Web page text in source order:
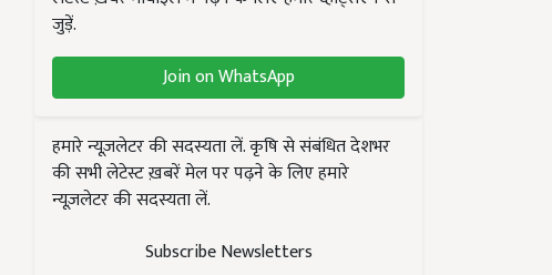
जुड़ें.
Join on WhatsApp
हमारे न्यूज़लेटर की सदस्यता लें. कृषि से संबंधित देशभर
की सभी लेटेस्ट ख़बरें मेल पर पढ़ने के लिए हमारे
न्यूज़लेटर की सदस्यता लें.
Subscribe Newsletters